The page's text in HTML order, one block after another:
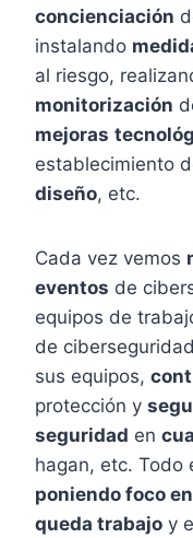
concienciación
instalando
al riesgo,
monitorización
mejoras
establecimiento
diseño, etc.
Cada vez vemos
eventos de
equipos de
de
sus equipos,
protección y
seguridad en
hagan, etc. Todo
poniendo foco
queda trabajo y